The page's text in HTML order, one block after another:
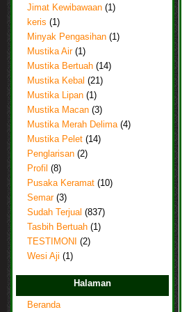
Jimat Kewibawaan (1)
keris (1)
Minyak Pengasihan (1)
Mustika Air (1)
Mustika Bertuah (14)
Mustika Kebal (21)
Mustika Lipan (1)
Mustika Macan (3)
Mustika Merah Delima (4)
Mustika Pelet (14)
Penglarisan (2)
Profil (8)
Pusaka Keramat (10)
Semar (3)
Sudah Terjual (837)
Tasbih Bertuah (1)
TESTIMONI
(2)
Wesi Aji (1)
Halaman
Beranda